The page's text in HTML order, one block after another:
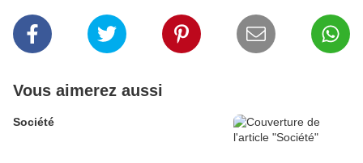
Vous aimerez aussi
Société